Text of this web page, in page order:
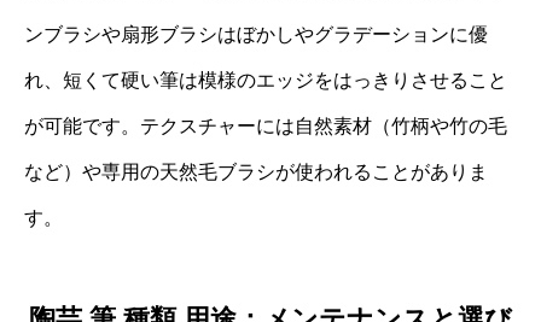
ンブラシや扇形ブラシはぼかしやグラデーションに優
れ、短くて硬い筆は模様のエッジをはっきりさせること
が可能です。テクスチャーには自然素材（竹柄や竹の毛
など）や専用の天然毛ブラシが使われることがありま
す。